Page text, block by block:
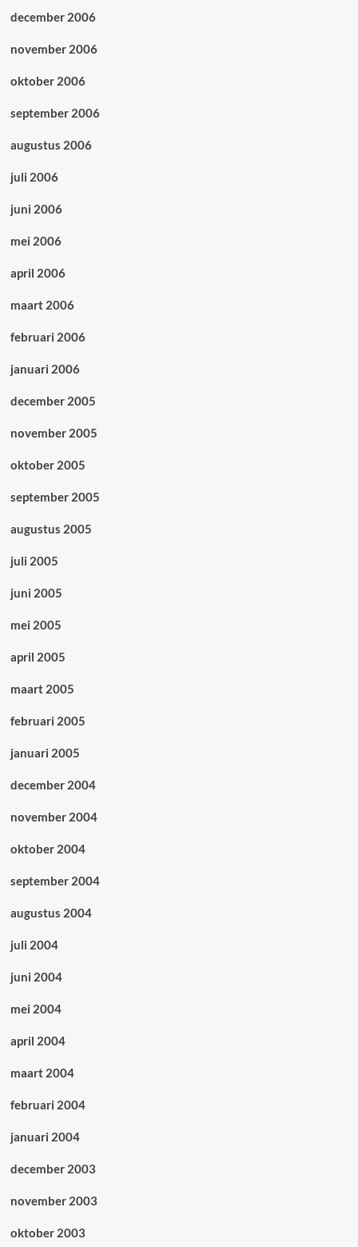
december 2006
november 2006
oktober 2006
september 2006
augustus 2006
juli 2006
juni 2006
mei 2006
april 2006
maart 2006
februari 2006
januari 2006
december 2005
november 2005
oktober 2005
september 2005
augustus 2005
juli 2005
juni 2005
mei 2005
april 2005
maart 2005
februari 2005
januari 2005
december 2004
november 2004
oktober 2004
september 2004
augustus 2004
juli 2004
juni 2004
mei 2004
april 2004
maart 2004
februari 2004
januari 2004
december 2003
november 2003
oktober 2003